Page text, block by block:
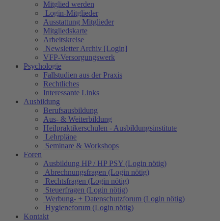
Mitglied werden
Login-Mitglieder
Ausstattung Mitglieder
Mitgliedskarte
Arbeitskreise
Newsletter Archiv [Login]
VFP-Versorgungswerk
Psychologie
Fallstudien aus der Praxis
Rechtliches
Interessante Links
Ausbildung
Berufsausbildung
Aus- & Weiterbildung
Heilpraktikerschulen - Ausbildungsinstitute
Lehrpläne
Seminare & Workshops
Foren
Ausbildung HP / HP PSY (Login nötig)
Abrechnungsfragen (Login nötig)
Rechtsfragen (Login nötig)
Steuerfragen (Login nötig)
Werbung- + Datenschutzforum (Login nötig)
Hygieneforum (Login nötig)
Kontakt